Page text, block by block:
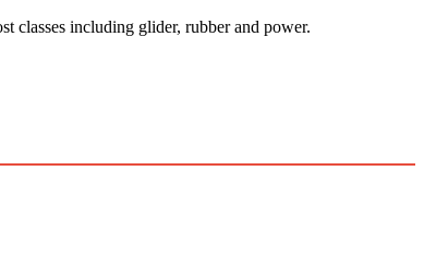
classes including glider, rubber and power.